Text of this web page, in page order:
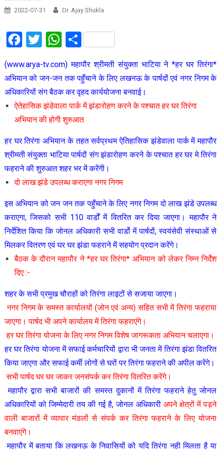
2022-07-31 Dr. Ajay Shukla
Facebook
Twitter
WhatsApp
Share
(www.arya-tv.com) महापौर श्रीमती संयुक्ता भाटिया ने *हर घर तिरंगा*
अभियान को जन-जन तक पहुँचाने के लिए लखनऊ के पार्षदों एवं नगर निगम के
अधिकारियों संग बैठक कर वृहद कार्ययोजना बनवाई।
ऐतेहासिक झंडेवाला पार्क में झंडारोहण करने के पश्चात हर घर तिरंगा
अभियान की होगी शुरुआत
हर घर तिरंगा अभियान के तहत सर्वप्रथम ऐतिहासिक झंडेवाला पार्क में महापौर
श्रीमती संयुक्ता भाटिया पार्षदों संग झंडारोहण करने के पश्चात हर घर मे तिरंगा
फहराने की शुरुआत शहर भर में करेंगी।
दो लाख झंडे उपलब्ध कराएगा नगर निगम
इस अभियान को जन जन तक पहुँचाने के लिए नगर निगम दो लाख झंडे उपलब्ध
कराएगा, जिसको सभी 110 वार्डों में वितरित कर दिया जाएगा। महापौर ने
निर्देशित किया कि जोनल अधिकारी सभी वार्डो में पार्षदों, स्वयंसेवी संस्थाओं से
मिलकर वितरण एवं घर घर झंडा फहराने में सहयोग प्रदान करेंगे।
बैठक के दौरान महापौर ने *हर घर तिरंगा* अभियान को लेकर निम्न निर्देश
दिए :-
शहर के सभी प्रमुख चौराहों को तिरंगा लाइटों से सजाया जाएगा।
नगर निगम के समस्त कार्यालयों (जोन एवं अन्य) सहित सभी में तिरंगा फहराया
जाएगा। पार्षद भी अपने कार्यालय में तिरंगा फहराएंगे।
हर घर तिरंगा योजना के लिए नगर निगम विशेष जागरूकता अभियान चलाएगा।
हर घर तिरंगा योजना में सफाई कर्मचारियों द्वारा भी जनता में तिरंगा झंडा वितरित
किया जाएगा और सफाई कर्मी लोगों से घरों पर तिरंगा फहराने की अपील करेंगे।
सभी पार्षद घर घर जाकर जनसंपर्क कर तिरंगा वितरित करेंगे।
महापौर द्वारा सभी बाजारों की समस्त दुकानों में तिरंगा फहराने हेतु जोनल
अधिकारियों को जिम्मेदारी तय की गई है, जोनल अधिकारीअपने क्षेत्रों में पड़ने
वाली बाजारों में व्यापार मंडलों से संपर्क कर तिरंगा फहराने के लिए योजना
बनवाएंगे।
महापौर में बताया कि लखनऊ के निवासियों को यदि तिरंगा नही मिलता है या